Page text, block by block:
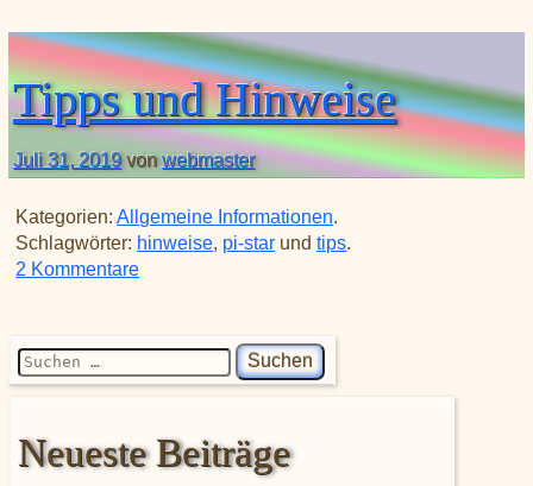
Tipps und Hinweise
Juli 31, 2019 vonwebmaster
Kategorien: Allgemeine Informationen.
Schlagwörter: hinweise, pi-star undtips.
2 Kommentarezu Tipps und Hinweise
Suchen nach:
Neueste Beiträge